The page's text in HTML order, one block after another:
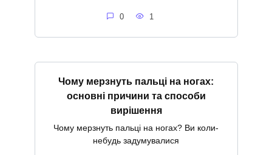
0 1
Чому мерзнуть пальці на ногах:
основні причини та способи
вирішення
Чому мерзнуть пальці на ногах? Ви коли-
небудь задумувалися